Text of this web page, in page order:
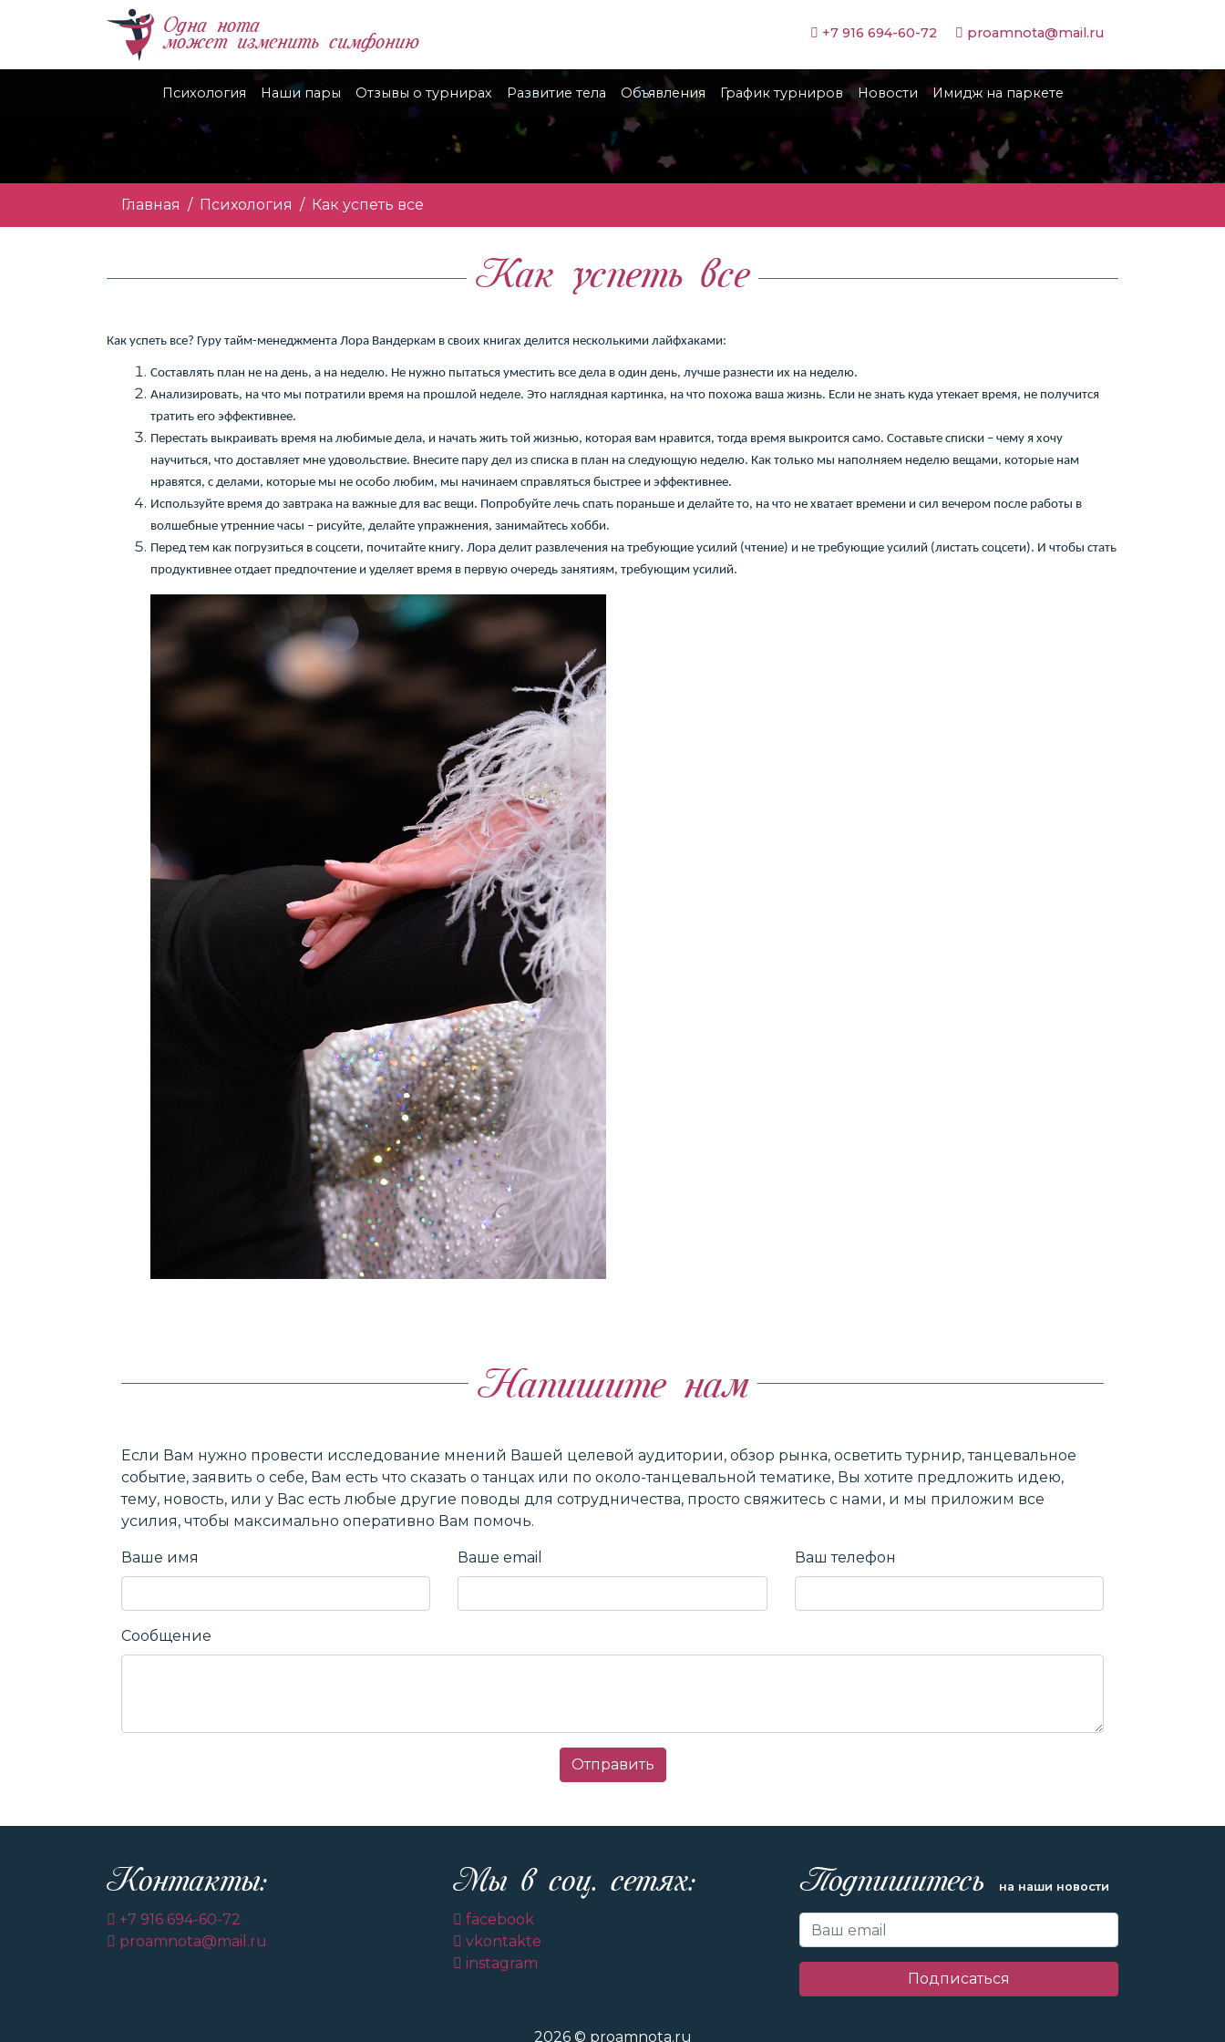
Одна нота
может изменить симфонию +7 916 694-60-72 proamnota@mail.ru
Психология Наши пары Отзывы о турнирах Развитие тела Объявления График турниров Новости Имидж на паркете
Главная Психология Как успеть все
Как успеть все
Как успеть все? Гуру тайм-менеджмента Лора Вандеркам в своих книгах делится несколькими лайфхаками:
Составлять план не на день, а на неделю. Не нужно пытаться уместить все дела в один день, лучше разнести их на неделю.
Анализировать, на что мы потратили время на прошлой неделе. Это наглядная картинка, на что похожа ваша жизнь. Если не знать куда утекает время, не получится
тратить его эффективнее.
Перестать выкраивать время на любимые дела, и начать жить той жизнью, которая вам нравится, тогда время выкроится само. Составьте списки – чему я хочу
научиться, что доставляет мне удовольствие. Внесите пару дел из списка в план на следующую неделю. Как только мы наполняем неделю вещами, которые нам
нравятся, с делами, которые мы не особо любим, мы начинаем справляться быстрее и эффективнее.
Используйте время до завтрака на важные для вас вещи. Попробуйте лечь спать пораньше и делайте то, на что не хватает времени и сил вечером после работы в
волшебные утренние часы – рисуйте, делайте упражнения, занимайтесь хобби.
Перед тем как погрузиться в соцсети, почитайте книгу. Лора делит развлечения на требующие усилий (чтение) и не требующие усилий (листать соцсети). И чтобы стать
продуктивнее отдает предпочтение и уделяет время в первую очередь занятиям, требующим усилий.
Напишите нам
Если Вам нужно провести исследование мнений Вашей целевой аудитории, обзор рынка, осветить турнир, танцевальное
событие, заявить о себе, Вам есть что сказать о танцах или по около-танцевальной тематике, Вы хотите предложить идею,
тему, новость, или у Вас есть любые другие поводы для сотрудничества, просто свяжитесь с нами, и мы приложим все
усилия, чтобы максимально оперативно Вам помочь.
Ваше имя Ваше email Ваш телефон
Сообщение
Отправить
Контакты:
+7 916 694-60-72
proamnota@mail.ru
Мы в соц. сетях:
facebook
vkontakte
instagram
Подпишитесь на наши новости
Подписаться
2026 © proamnota.ru